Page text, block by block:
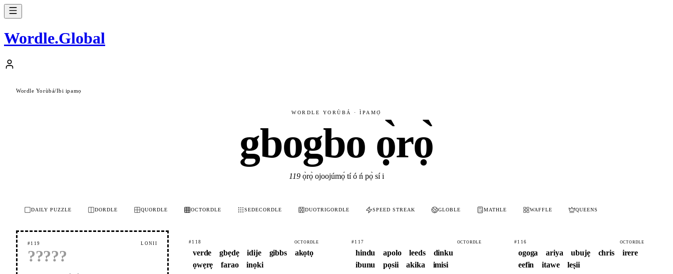
Wordle.Global
Wordle Yorùbá/Ibi ipamọ
WORDLE YORÙBÁ · ÌPAMỌ́
gbogbo ọ̀rọ̀
119 ọ̀rọ̀ ojoojúmọ́ tí ó ń pọ̀ sí i
DAILY PUZZLE DORDLE QUORDLE OCTORDLE SEDECORDLE DUOTRIGORDLE SPEED STREAK GLOBLE MATHLE WAFFLE QUEENS
#119 LÓNÌÍ
?????
#118 OCTORDLE
verde gbẹdẹ idije gibbs
akọtọ
ọwẹrẹ
farao inọki
#117 OCTORDLE
hindu apolo leeds
dinku
ibunu
pọsii akika imisi
#116 OCTORDLE
ogoga ariya ubujẹ chris
irere
eefin
itawe leṣii